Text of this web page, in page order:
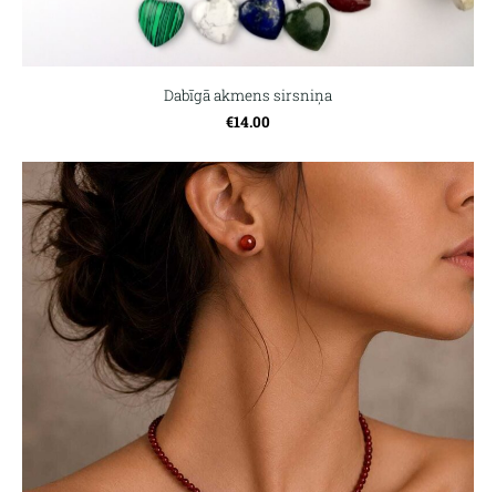
Dabīgā akmens sirsniņa
€14.00